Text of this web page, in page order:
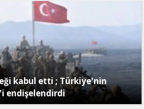
kabul etti ; Türkiye'nin
endişelendirdi